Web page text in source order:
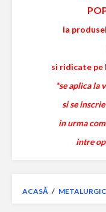
la
si ridicate pe
*se aplica la
si se
in urma
intre
ACASĂ /